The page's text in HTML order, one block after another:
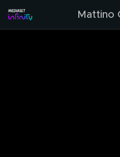
Mattino